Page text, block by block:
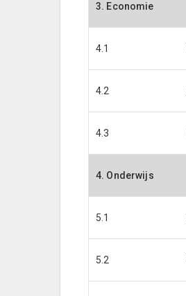
3. Economie
4.1
4.2
4.3
4. Onderwijs
5.1
5.2